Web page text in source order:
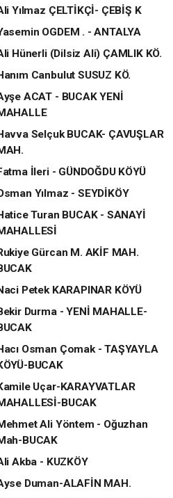
Yılmaz ÇELTİKÇİ- ÇEBİŞ K
OGDEM . - ANTALYA
Hünerli (Dilsiz Ali) ÇAMLIK KÖ.
Canbulut SUSUZ KÖ.
ACAT - BUCAK YENİ
Selçuk BUCAK- ÇAVUŞLAR
İleri - GÜNDOĞDU KÖYÜ
Yılmaz - SEYDİKÖY
Turan BUCAK - SANAYİ
Gürcan M. AKİF MAH.
Petek KARAPINAR KÖYÜ
Durma - YENİ MAHALLE-
Osman Çomak - TAŞYAYLA
BUCAK
Uçar-KARAYVATLAR
BUCAK
Ali Yöntem - Oğuzhan
BUCAK
Akba - KUZKÖY
Duman-ALAFİN MAH.